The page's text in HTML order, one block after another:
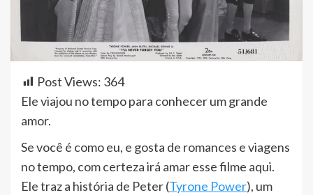
Post Views: 364
Ele viajou no tempo para conhecer um grande
amor.
Se você é como eu, e gosta de romances e viagens
no tempo, com certeza irá amar esse filme aqui.
Ele traz a história de Peter (Tyrone Power), um